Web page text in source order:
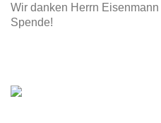
Wir danken Herrn
Spende!